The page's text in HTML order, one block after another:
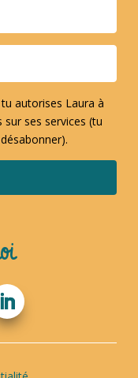
autorises Laura à
ses services (tu